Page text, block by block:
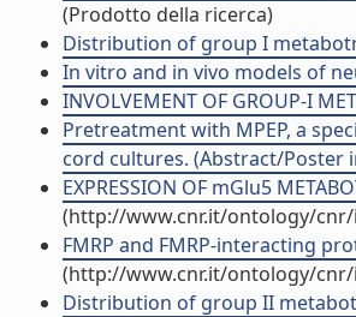
(Prodotto della ricerca)
Distribution of group I
In vitro and in vivo models of
INVOLVEMENT OF GROUP-I
Pretreatment with MPEP, a
cord cultures. (Abstract/Poster
EXPRESSION OF mGlu5
(http://www.cnr.it/ontology/
FMRP and FMRP-interacting
(http://www.cnr.it/ontology/
Distribution of group II